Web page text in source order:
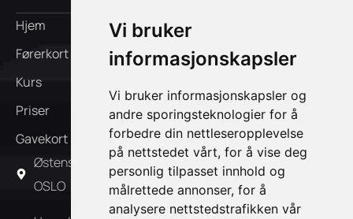
Vi bruker
informasjonskapsler
Vi bruker informasjonskapsler og
andre sporingsteknologier for å
forbedre din nettleseropplevelse
på nettstedet vårt, for å vise deg
personlig tilpasset innhold og
målrettede annonser, for å
analysere nettstedstrafikken vår
Hjem
Førerkort
Kurs
Priser
Gavekort
Om oss
FAQ
Kontakt oss
Påmelding
Østensjøveien 39A 0667
OSLO